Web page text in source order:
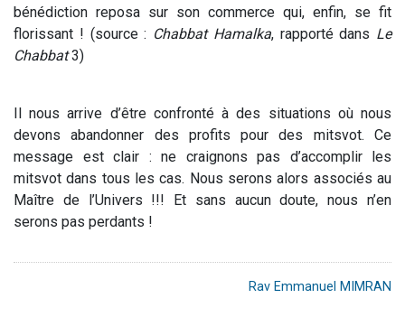
bénédiction reposa sur son commerce qui, enfin, se fit
florissant ! (source : Chabbat Hamalka, rapporté dans Le
Chabbat3)
Il nous arrive d’être confronté à des situations où nous
devons abandonner des profits pour des mitsvot. Ce
message est clair : ne craignons pas d’accomplir les
mitsvot dans tous les cas. Nous serons alors associés au
Maître de l’Univers !!! Et sans aucun doute, nous n’en
serons pas perdants !
Rav Emmanuel MIMRAN